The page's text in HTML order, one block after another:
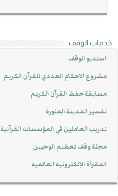
خدمات الوقف
استديو الوقف
مشروع الاحكام العددي للقرآن الكريم
مسابقة حفظ القرآن الكريم
تفسير المدينة المنورة
تدريب العاملين في المؤسسات القرآنية
مجلة وقف تعظيم الوحيين
المقرأة الإلكترونية العالمية